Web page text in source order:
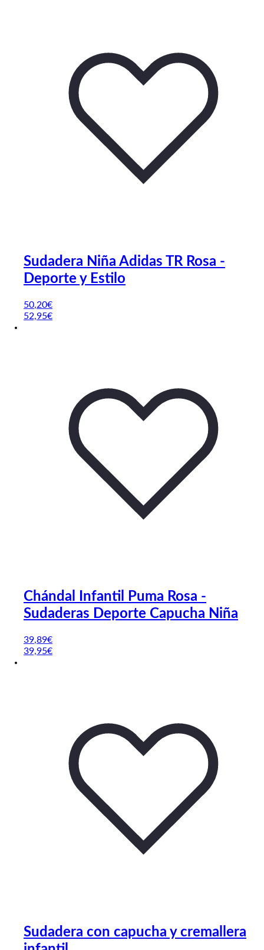
Sudadera Niña Adidas TR Rosa -
Deporte y Estilo
50,20€
52,95€
Chándal Infantil Puma Rosa -
Sudaderas Deporte Capucha Niña
39,89€
39,95€
Sudadera con capucha y cremallera